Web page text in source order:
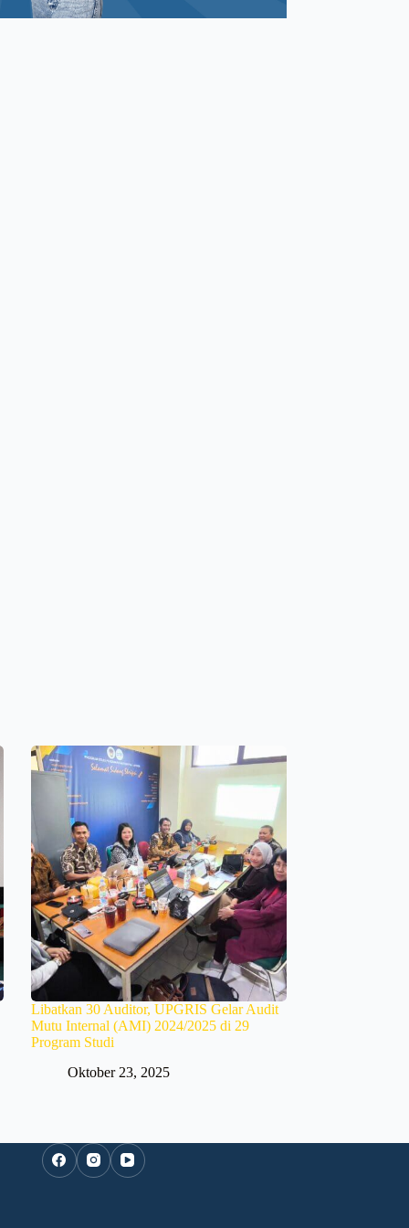
Libatkan 30 Auditor, UPGRIS Gelar Audit
Mutu Internal (AMI) 2024/2025 di 29
Program Studi
Oktober 23, 2025